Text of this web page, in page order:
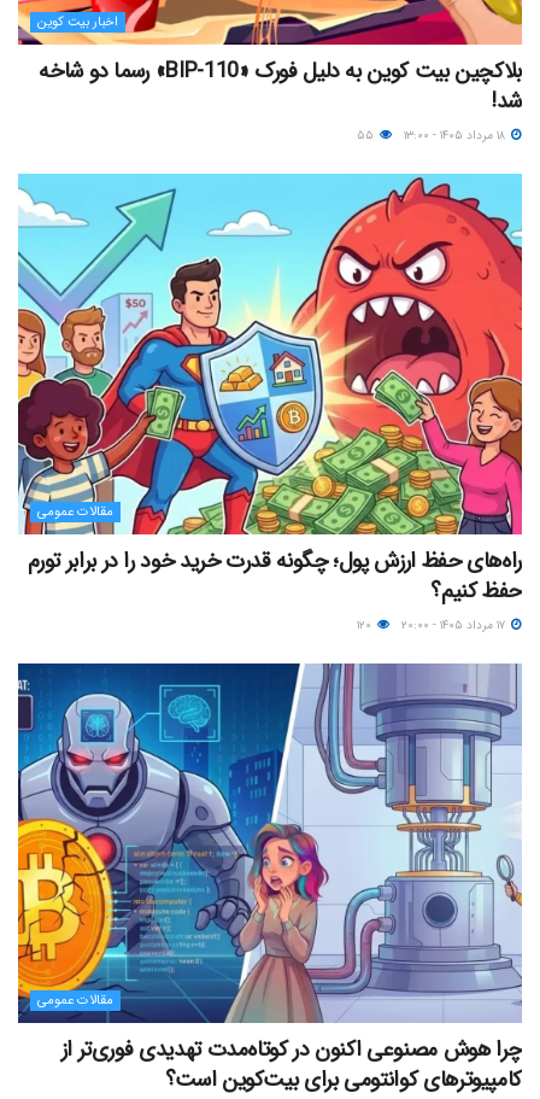
اخبار بیت کوین
بلاکچین بیت کوین به دلیل فورک «BIP-110» رسما دو شاخه
شد!
مقالات عمومی
راه‌های حفظ ارزش پول؛ چگونه قدرت خرید خود را در برابر تورم
حفظ کنیم؟
مقالات عمومی
چرا هوش مصنوعی اکنون در کوتاه‌مدت تهدیدی فوری‌تر از
کامپیوترهای کوانتومی برای بیت‌کوین است؟